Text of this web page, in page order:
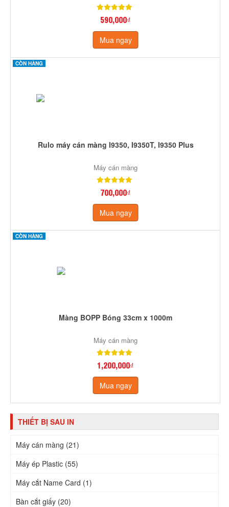
590,000₫
Mua ngay
CÒN HÀNG
Rulo máy cán màng I9350, I9350T, I9350 Plus
Máy cán màng
700,000₫
Mua ngay
CÒN HÀNG
Màng BOPP Bóng 33cm x 1000m
Máy cán màng
1,200,000₫
Mua ngay
THIẾT BỊ SAU IN
Máy cán màng (21)
Máy ép Plastic (55)
Máy cắt Name Card (1)
Bàn cắt giấy (20)